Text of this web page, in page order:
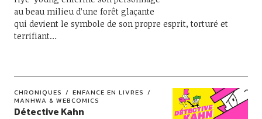
au beau milieu d’une forêt glaçante
qui devient le symbole de son propre esprit, torturé et
terrifiant…
CHRONIQUES
ENFANCE EN LIVRES
MANHWA & WEBCOMICS
Détective Kahn